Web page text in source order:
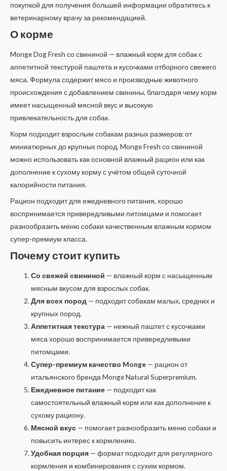
покупкой для получения большей информации обратитесь к
ветеринарному врачу за рекомендацией.
О корме
Monge Dog Fresh со свининой — влажный корм для собак с
аппетитной текстурой паштета и кусочками отборного свежего
мяса. Формула содержит мясо и производные животного
происхождения с добавлением свинины, благодаря чему корм
имеет насыщенный мясной вкус и высокую
привлекательность для собак.
Корм подходит взрослым собакам разных размеров: от
миниатюрных до крупных пород. Monge Fresh со свининой
можно использовать как основной влажный рацион или как
дополнение к сухому корму с учётом общей суточной
калорийности питания.
Рацион подходит для ежедневного питания, хорошо
воспринимается привередливыми питомцами и помогает
разнообразить меню собаки качественным влажным кормом
супер-премиум класса.
Почему стоит купить
Со свежей свининой — влажный корм с насыщенным
мясным вкусом для взрослых собак.
Для всех пород — подходит собакам малых, средних и
крупных пород.
Аппетитная текстура — нежный паштет с кусочками
мяса хорошо воспринимается привередливыми
питомцами.
Супер-премиум качество Monge — рацион от
итальянского бренда Monge Natural Superpremium.
Ежедневное питание — подходит как
самостоятельный влажный корм или как дополнение к
сухому рациону.
Мясной вкус — помогает разнообразить меню собаки и
повысить интерес к кормлению.
Удобная порция — формат подходит для регулярного
кормления и комбинирования с сухим кормом.